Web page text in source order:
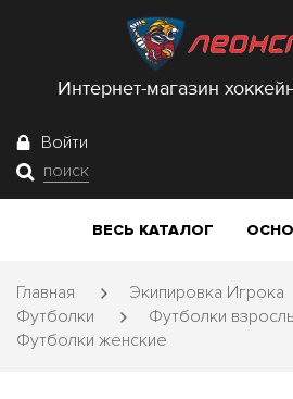
Интернет-магазин
Войти
поиск
ВЕСЬ КАТАЛОГ
Главная Экипировка Игрока
Футболки
Футболки
Футболки женские